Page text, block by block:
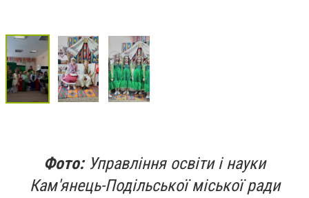
Фото:Управління освіти і науки
Кам'янець-Подільської міської ради